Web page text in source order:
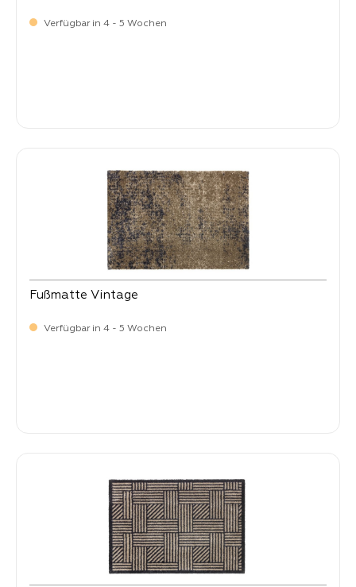
Verfügbar in 4 - 5 Wochen
Fußmatte Vintage
Verfügbar in 4 - 5 Wochen